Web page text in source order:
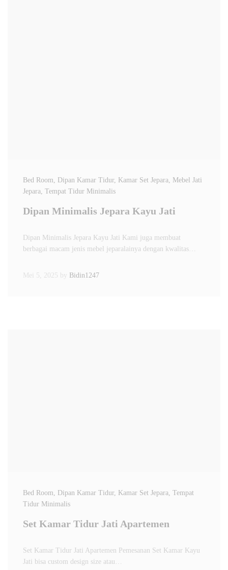
Bed Room, Dipan Kamar Tidur, Kamar Set Jepara, Mebel Jati
Jepara, Tempat Tidur Minimalis
Dipan Minimalis Jepara Kayu Jati
Dipan Minimalis Jepara Kayu Jati Kami juga membuat
berbagai macam jenis mebel jeparalainya dengan kwalitas…
Mei 5, 2025 by Bidin1247
Bed Room, Dipan Kamar Tidur, Kamar Set Jepara, Tempat
Tidur Minimalis
Set Kamar Tidur Jati Apartemen
Set Kamar Tidur Jati Apartemen Pemesanan Set Kamar Kayu
Jati bisa custom design size atau…